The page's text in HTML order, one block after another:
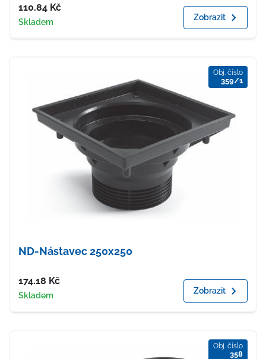
Cena
110.84 Kč
Dostupnost
Skladem Zobrazit
Obj. číslo
359/1
ND-Nástavec 250x250
Cena
174.18 Kč
Dostupnost
Skladem Zobrazit
Obj. číslo
358